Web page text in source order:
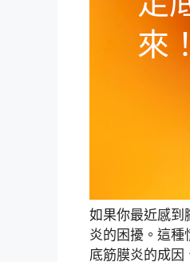
如果你最近感到
炎的困擾。這種
底筋膜炎的成因